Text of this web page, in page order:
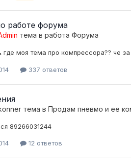
работе форума
тема в работа Форума
моя тема про компрессора?? че
337 ответов
тема в Продам пневмо и ее
89266031244
12 ответов